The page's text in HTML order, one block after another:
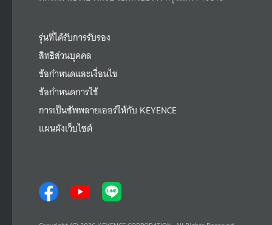
รุ่นที่ได้รับการรับรอง
สิทธิส่วนบุคคล
ข้อกำหนดและเงื่อนไข
ข้อกำหนดการใช้
การเป็นซัพพลายเออร์ให้กับ KEYENCE
แผนผังเว็บไซต์